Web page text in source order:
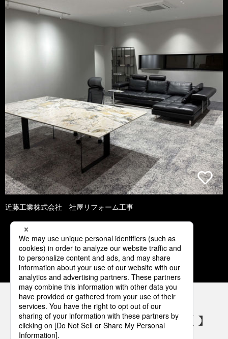
近藤工業株式会社 社屋リフォーム工事
1 2 3 4 5
パナソニックの電気設備 SNSアカウント